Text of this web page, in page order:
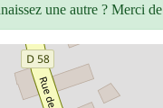
une autre ? Merci de